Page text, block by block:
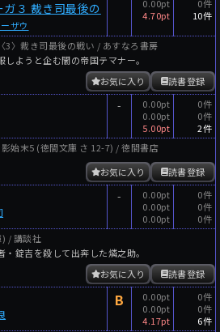
３ 裁き司最後の
ザウ
0.00pt
4.70pt
0件
10件
3〉裁き司最後の戦い / あすなろ書房
しようと企む闇の帝国テマナー。
読書登録
お気に入り
-
0.00pt
0.00pt
5.00pt
0件
0件
2件
始末5 (徳間文庫 さ 12-7) / 徳間書店
読書登録
お気に入り
-
0.00pt
0.00pt
0.00pt
0件
0件
0件
/ 講談社
錠吉を殺して出奔した燐之助。
読書登録
お気に入り
B
0.00pt
0.00pt
4.17pt
0件
0件
6件